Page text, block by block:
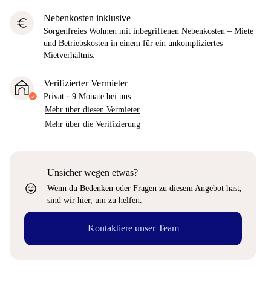
euro Nebenkosten inklusive
Sorgenfreies Wohnen mit inbegriffenen Nebenkosten – Miete
und Betriebskosten in einem für ein unkompliziertes
Mietverhältnis.
Verifizierter Vermieter
Privat · 9 Monate bei uns
Mehr über diesen Vermieter
Mehr über die Verifizierung
sentiment_very_satisfied
Unsicher wegen etwas?
Wenn du Bedenken oder Fragen zu diesem Angebot hast,
sind wir hier, um zu helfen.
Kontaktiere unser Team